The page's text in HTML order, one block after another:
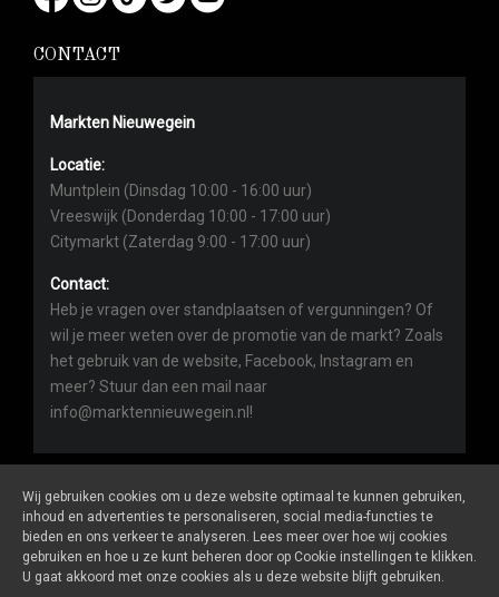
CONTACT
Markten Nieuwegein
Locatie:
Muntplein (Dinsdag 10:00 - 16:00 uur)
Vreeswijk (Donderdag 10:00 - 17:00 uur)
Citymarkt (Zaterdag 9:00 - 17:00 uur)
Contact:
Heb je vragen over standplaatsen of vergunningen? Of
wil je meer weten over de promotie van de markt? Zoals
het gebruik van de website, Facebook, Instagram en
meer? Stuur dan een mail naar
info@marktennieuwegein.nl!
Marktennieuwegein.nlis een website van De Markt Online
ALGEMENE VOORWAARDEN
Wij gebruiken cookies om u deze website optimaal te kunnen gebruiken,
inhoud en advertenties te personaliseren, social media-functies te
bieden en ons verkeer te analyseren. Lees meer over hoe wij cookies
gebruiken en hoe u ze kunt beheren door op Cookie instellingen te klikken.
U gaat akkoord met onze cookies als u deze website blijft gebruiken.